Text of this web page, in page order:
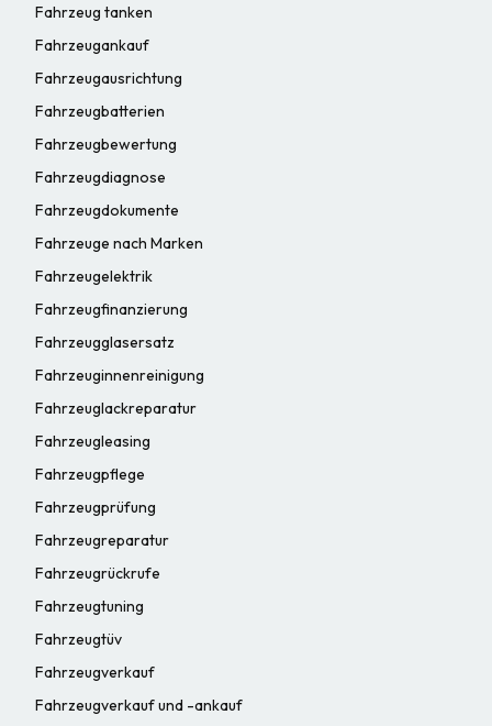
Fahrzeug tanken
Fahrzeugankauf
Fahrzeugausrichtung
Fahrzeugbatterien
Fahrzeugbewertung
Fahrzeugdiagnose
Fahrzeugdokumente
Fahrzeuge nach Marken
Fahrzeugelektrik
Fahrzeugfinanzierung
Fahrzeugglasersatz
Fahrzeuginnenreinigung
Fahrzeuglackreparatur
Fahrzeugleasing
Fahrzeugpflege
Fahrzeugprüfung
Fahrzeugreparatur
Fahrzeugrückrufe
Fahrzeugtuning
Fahrzeugtüv
Fahrzeugverkauf
Fahrzeugverkauf und -ankauf